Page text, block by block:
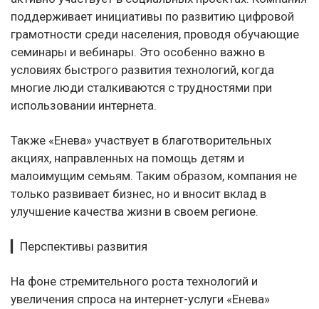
поддерживает инициативы по развитию цифровой
грамотности среди населения, проводя обучающие
семинары и вебинары. Это особенно важно в
условиях быстрого развития технологий, когда
многие люди сталкиваются с трудностями при
использовании интернета.
Также «Енева» участвует в благотворительных
акциях, направленных на помощь детям и
малоимущим семьям. Таким образом, компания не
только развивает бизнес, но и вносит вклад в
улучшение качества жизни в своем регионе.
▎Перспективы развития
На фоне стремительного роста технологий и
увеличения спроса на интернет-услуги «Енева»